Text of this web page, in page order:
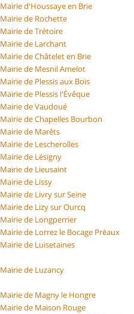
Mairie d'Houssaye en Brie
Mairie de Rochette
Mairie de Trétoire
Mairie de Larchant
Mairie de Châtelet en Brie
Mairie de Mesnil Amelot
Mairie de Plessis aux Bois
Mairie de Plessis l'Évêque
Mairie de Vaudoué
Mairie de Chapelles Bourbon
Mairie de Marêts
Mairie de Lescherolles
Mairie de Lésigny
Mairie de Lieusaint
Mairie de Lissy
Mairie de Livry sur Seine
Mairie de Lizy sur Ourcq
Mairie de Longperrier
Mairie de Lorrez le Bocage Préaux
Mairie de Luisetaines
Mairie de Luzancy
Mairie de Magny le Hongre
Mairie de Maison Rouge